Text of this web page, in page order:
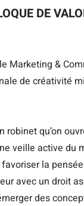
DE
Marketing &
de créativité
robinet qu’on
veille active du
la
avec un droit
des